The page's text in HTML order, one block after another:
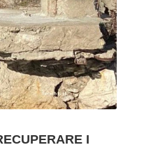
I